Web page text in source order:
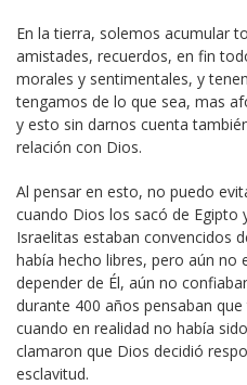
En la tierra, solemos acumular
amistades, recuerdos, en fin
morales y sentimentales, y
tengamos de lo que sea, mas
y esto sin darnos cuenta
relación con Dios.
Al pensar en esto, no puedo
cuando Dios los sacó de Egipto
Israelitas estaban convencidos
había hecho libres, pero aún no
depender de Él, aún no
durante 400 años pensaban
cuando en realidad no había
clamaron que Dios decidió
esclavitud.